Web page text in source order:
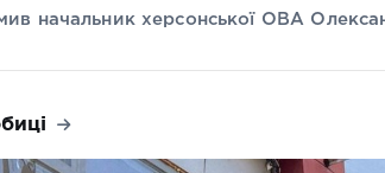
начальник херсонської ОВА